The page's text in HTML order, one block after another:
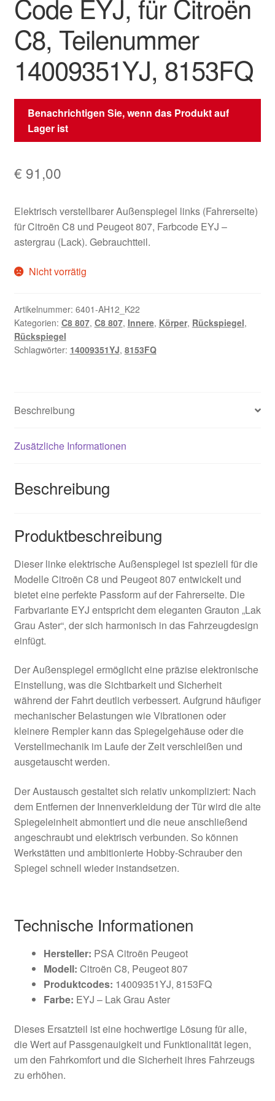
Code EYJ, für Citroën
C8, Teilenummer
14009351YJ, 8153FQ
Benachrichtigen Sie, wenn das Produkt auf
Lager ist
€ 91,00
Elektrisch verstellbarer Außenspiegel links (Fahrerseite)
für Citroën C8 und Peugeot 807, Farbcode EYJ –
astergrau (Lack). Gebrauchtteil.
Nicht vorrätig
Artikelnummer: 6401-AH12_K22
Kategorien: C8 807, C8 807, Innere, Körper, Rückspiegel,
Rückspiegel
Schlagwörter: 14009351YJ, 8153FQ
Beschreibung
Zusätzliche Informationen
Beschreibung
Produktbeschreibung
Dieser linke elektrische Außenspiegel ist speziell für die
Modelle Citroën C8 und Peugeot 807 entwickelt und
bietet eine perfekte Passform auf der Fahrerseite. Die
Farbvariante EYJ entspricht dem eleganten Grauton „Lak
Grau Aster“, der sich harmonisch in das Fahrzeugdesign
einfügt.
Der Außenspiegel ermöglicht eine präzise elektronische
Einstellung, was die Sichtbarkeit und Sicherheit
während der Fahrt deutlich verbessert. Aufgrund häufiger
mechanischer Belastungen wie Vibrationen oder
kleinere Rempler kann das Spiegelgehäuse oder die
Verstellmechanik im Laufe der Zeit verschleißen und
ausgetauscht werden.
Der Austausch gestaltet sich relativ unkompliziert: Nach
dem Entfernen der Innenverkleidung der Tür wird die alte
Spiegeleinheit abmontiert und die neue anschließend
angeschraubt und elektrisch verbunden. So können
Werkstätten und ambitionierte Hobby-Schrauber den
Spiegel schnell wieder instandsetzen.
Technische Informationen
Hersteller: PSA Citroën Peugeot
Modell: Citroën C8, Peugeot 807
Produktcodes: 14009351YJ, 8153FQ
Farbe: EYJ – Lak Grau Aster
Dieses Ersatzteil ist eine hochwertige Lösung für alle,
die Wert auf Passgenauigkeit und Funktionalität legen,
um den Fahrkomfort und die Sicherheit ihres Fahrzeugs
zu erhöhen.